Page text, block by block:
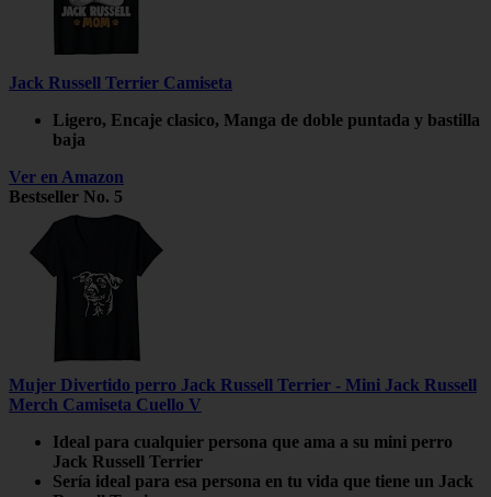
Jack Russell Terrier Camiseta
Ligero, Encaje clasico, Manga de doble puntada y bastilla
baja
Ver en Amazon
Bestseller No. 5
Mujer Divertido perro Jack Russell Terrier - Mini Jack Russell
Merch Camiseta Cuello V
Ideal para cualquier persona que ama a su mini perro
Jack Russell Terrier
Sería ideal para esa persona en tu vida que tiene un Jack